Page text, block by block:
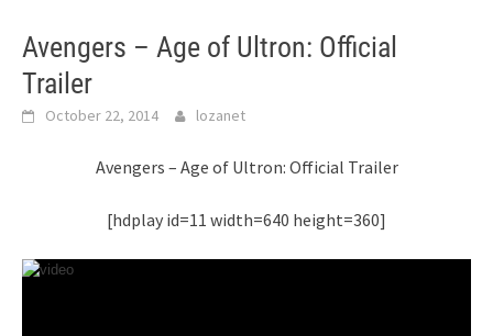
Avengers – Age of Ultron: Official
Trailer
October 22, 2014 lozanet
Avengers – Age of Ultron: Official Trailer
[hdplay id=11 width=640 height=360]